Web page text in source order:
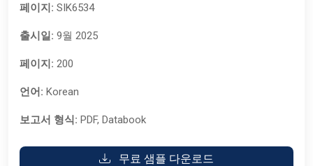
페이지: SIK6534
출시일: 9월 2025
페이지: 200
언어: Korean
보고서 형식: PDF, Databook
무료 샘플 다운로드